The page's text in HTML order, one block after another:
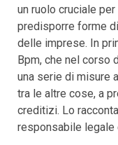
un ruolo cruciale
predisporre forme
delle imprese. In
Bpm, che nel corso
una serie di misure
tra le altre cose, a
creditizi. Lo
responsabile legale